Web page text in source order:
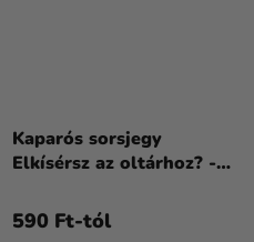
Kaparós sorsjegy
Elkísérsz az oltárhoz? -
590 Ft-tól